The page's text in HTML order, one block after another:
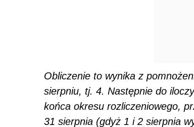
Obliczenie to wynika z
sierpniu, tj. 4. Następnie do
końca okresu rozliczeniowego,
31 sierpnia (gdyż 1 i 2 sierpnia